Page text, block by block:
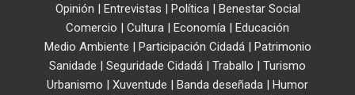
Opinión | Entrevistas | Política| Benestar Social
Comercio | Cultura | Economía | Educación
Medio Ambiente | Participación Cidadá| Patrimonio
Sanidade | Seguridade Cidadá | Traballo | Turismo
Urbanismo | Xuventude | Banda deseñada | Humor